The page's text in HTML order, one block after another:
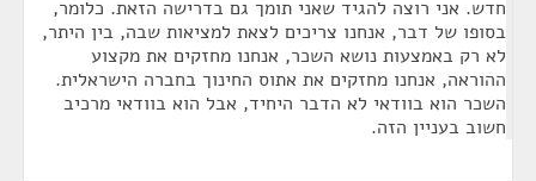
חדש. אני רוצה להגיד שאני תומך גם בדרישה הזאת. כלומר,
בסופו של דבר, אנחנו צריכים לצאת למציאות שבה, בין היתר,
לא רק באמצעות נושא השכר, אנחנו מחזקים את מקצוע
ההוראה, אנחנו מחזקים את אתוס החינוך בחברה הישראלית.
השכר הוא בוודאי לא הדבר היחיד, אבל הוא בוודאי מרכיב
חשוב בעניין הזה.